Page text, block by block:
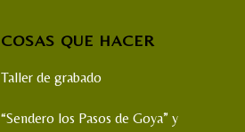
COSAS QUE HACER
Taller de grabado
“Sendero los Pasos de Goya” y